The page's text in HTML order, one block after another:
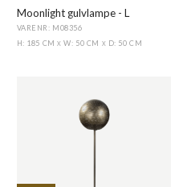
Moonlight gulvlampe - L
VARENR: M08356
H: 185 CMX W: 50 CM X D: 50 CM